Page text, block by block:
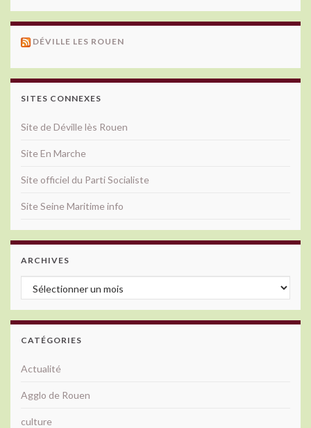
DÉVILLE LES ROUEN
SITES CONNEXES
Site de Déville lès Rouen
Site En Marche
Site officiel du Parti Socialiste
Site Seine Maritime info
ARCHIVES
Archives
CATÉGORIES
Actualité
Agglo de Rouen
culture